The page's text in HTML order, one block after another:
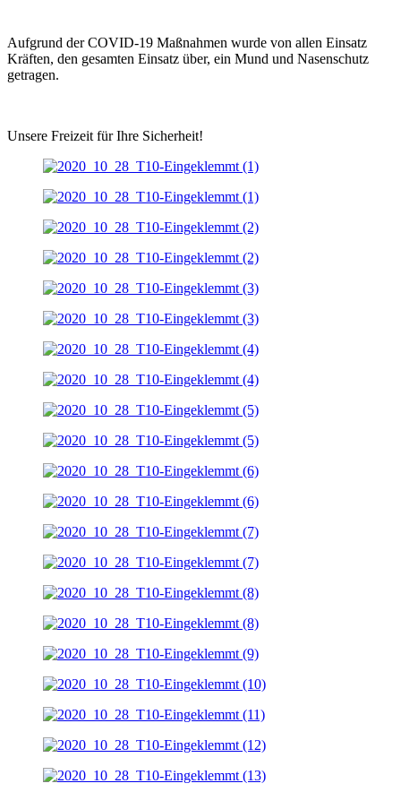
Aufgrund der COVID-19 Maßnahmen wurde von allen Einsatz
Kräften, den gesamten Einsatz über, ein Mund und Nasenschutz
getragen.
Unsere Freizeit für Ihre Sicherheit!